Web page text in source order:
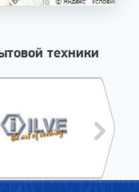
техники